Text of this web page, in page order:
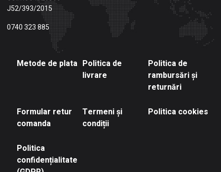
J52/393/2015
0740 323 885
Metode de plata Politica de
livrare
Politica de
rambursări și
returnări
Formular retur
comanda
Termeni și
condiții
Politica cookies
Politica
confidențialitate